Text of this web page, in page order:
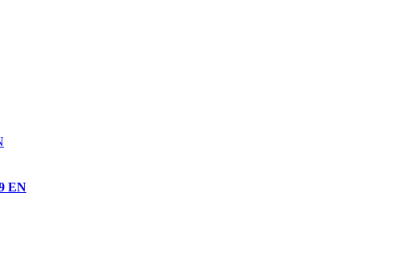
EN